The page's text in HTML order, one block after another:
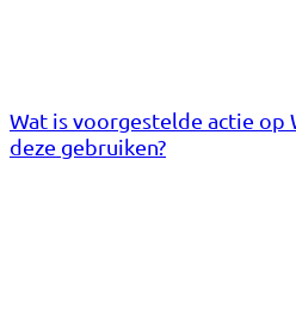
Wat is voorgestelde actie op
deze gebruiken?